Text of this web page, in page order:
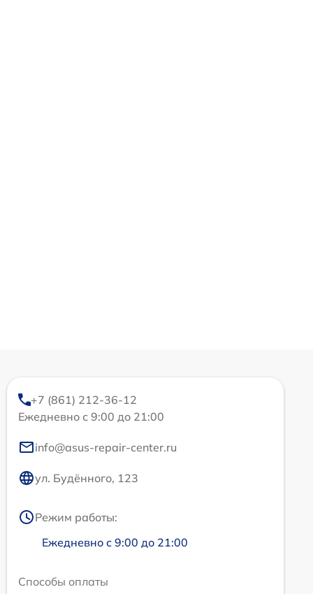
+7 (861) 212-36-12
Ежедневно с 9:00 до 21:00
info@asus-repair-center.ru
ул. Будённого, 123
Режим работы:
Ежедневно с 9:00 до 21:00
Способы оплаты